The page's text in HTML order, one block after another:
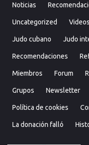
Noticias
Uncategorized Videos
Judo cubano Judo
Recomendaciones
Miembros Forum
Grupos Newsletter
Política de cookies
La donación falló